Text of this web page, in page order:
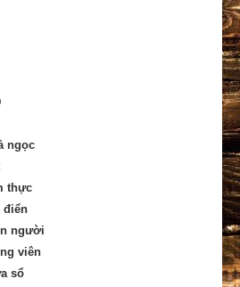
ngọc
thực
điển
người
viên
sổ